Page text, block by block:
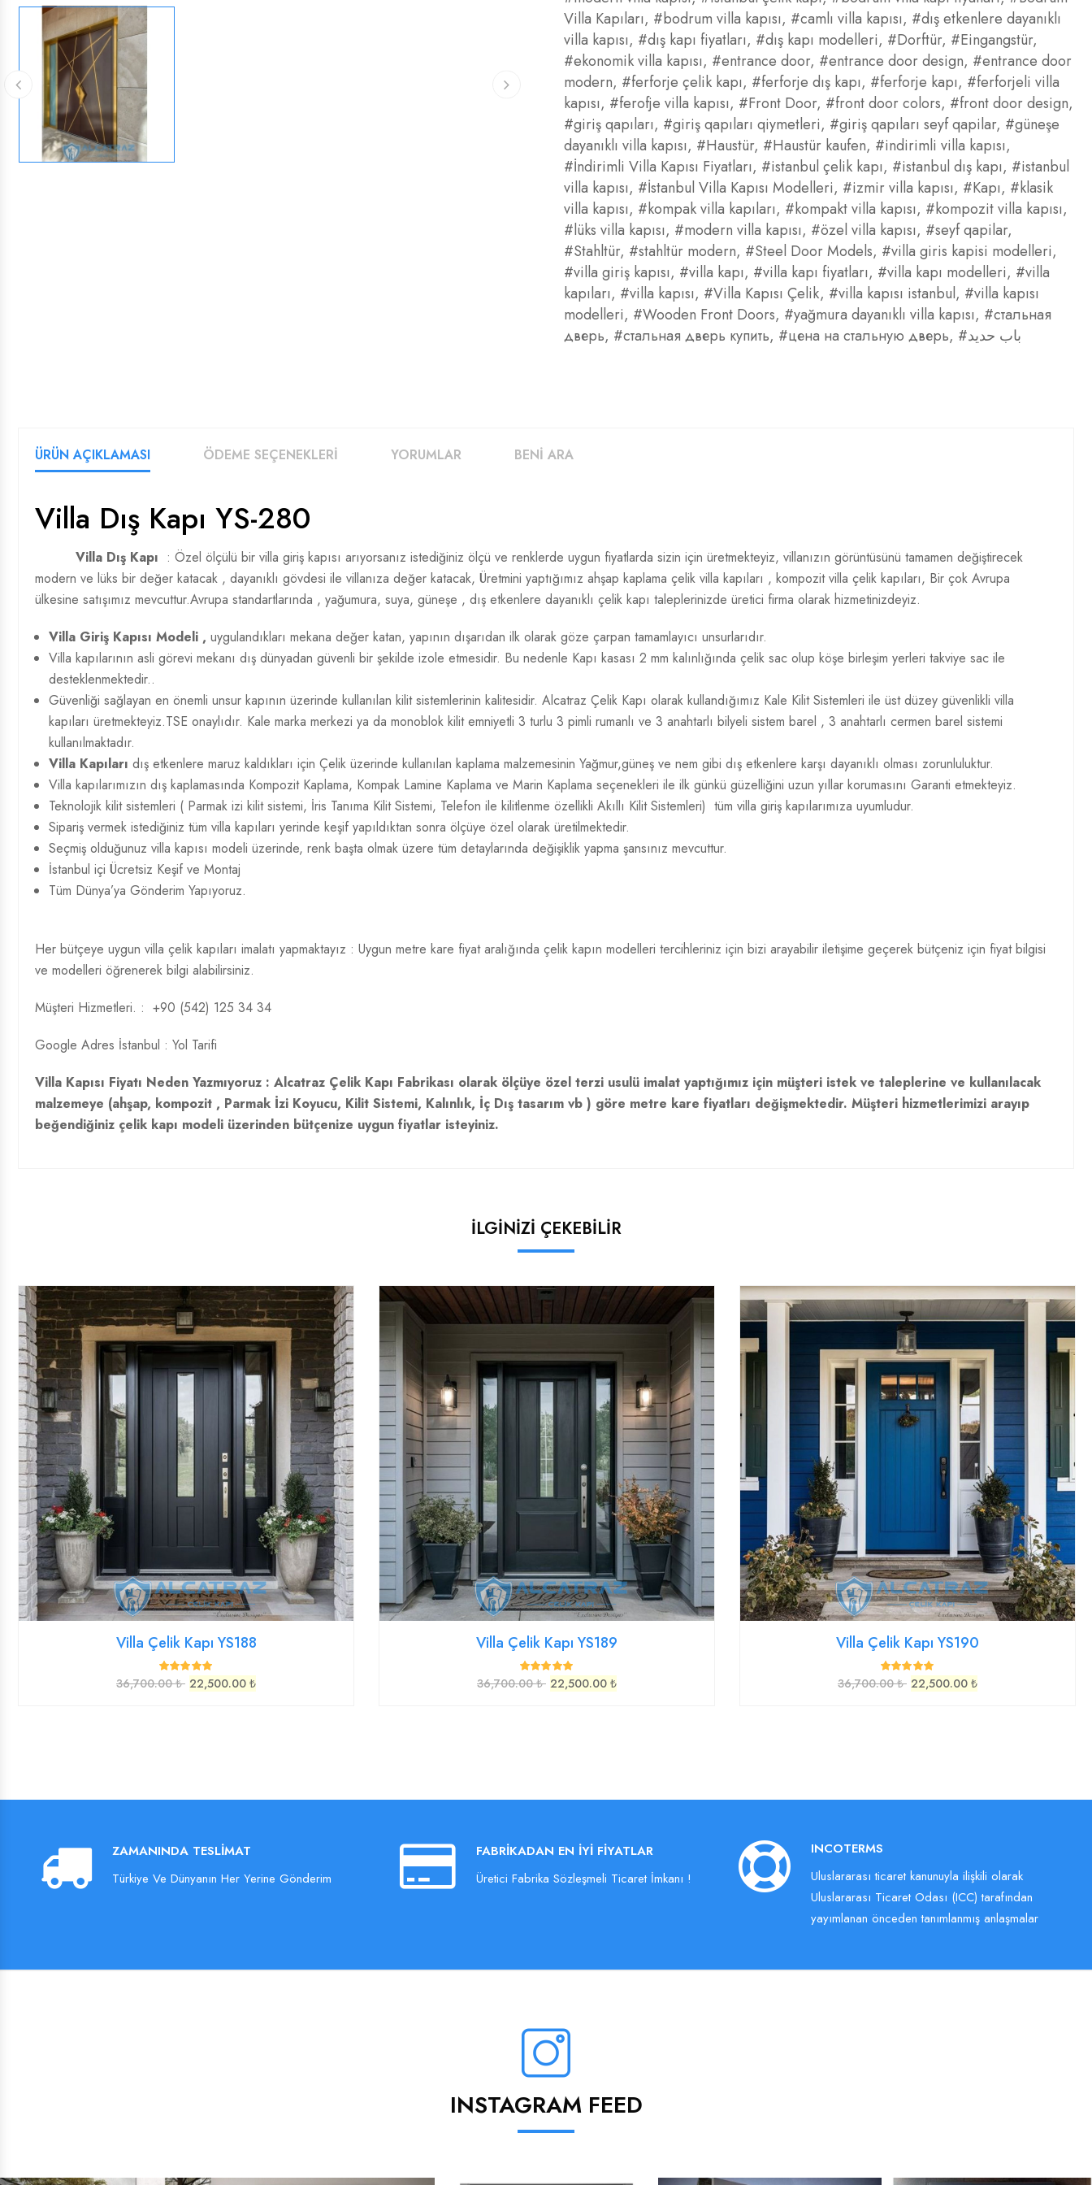
Villa Kapıları, #bodrum villa kapısı, #camlı villa kapısı, #dış etkenlere dayanıklı
villa kapısı, #dış kapı fiyatları, #dış kapı modelleri, #Dorftür, #Eingangstür,
#ekonomik villa kapısı, #entrance door, #entrance door design, #entrance door
modern, #ferforje çelik kapı, #ferforje dış kapı, #ferforje kapı, #ferforjeli villa
kapısı, #ferofje villa kapısı, #Front Door, #front door colors, #front door design,
#giriş qapıları, #giriş qapıları qiymetleri, #giriş qapıları seyf qapilar, #güneşe
dayanıklı villa kapısı, #Haustür, #Haustür kaufen, #indirimli villa kapısı,
#İndirimli Villa Kapısı Fiyatları, #istanbul çelik kapı, #istanbul dış kapı, #istanbul
villa kapısı, #İstanbul Villa Kapısı Modelleri, #izmir villa kapısı, #Kapı, #klasik
villa kapısı, #kompak villa kapıları, #kompakt villa kapısı, #kompozit villa kapısı,
#lüks villa kapısı, #modern villa kapısı, #özel villa kapısı, #seyf qapilar,
#Stahltür, #stahltür modern, #Steel Door Models, #villa giris kapisi modelleri,
#villa giriş kapısı, #villa kapı, #villa kapı fiyatları, #villa kapı modelleri, #villa
kapıları, #villa kapısı, #Villa Kapısı Çelik, #villa kapısı istanbul, #villa kapısı
modelleri, #Wooden Front Doors, #yağmura dayanıklı villa kapısı, #стальная
дверь, #стальная дверь купить, #цена на стальную дверь, #باب حديد
ÜRÜN AÇIKLAMASI ÖDEME SEÇENEKLERİ YORUMLAR BENİ ARA
Villa Dış Kapı YS-280
Villa Dış Kapı : Özel ölçülü bir villa giriş kapısı arıyorsanız istediğiniz ölçü ve renklerde uygun fiyatlarda sizin için üretmekteyiz, villanızın görüntüsünü tamamen değiştirecek
modern ve lüks bir değer katacak , dayanıklı gövdesi ile villanıza değer katacak, Üretmini yaptığımız ahşap kaplama çelik villa kapıları , kompozit villa çelik kapıları, Bir çok Avrupa
ülkesine satışımız mevcuttur.Avrupa standartlarında , yağumura, suya, güneşe , dış etkenlere dayanıklı çelik kapı taleplerinizde üretici firma olarak hizmetinizdeyiz.
Villa Giriş Kapısı Modeli , uygulandıkları mekana değer katan, yapının dışarıdan ilk olarak göze çarpan tamamlayıcı unsurlarıdır.
Villa kapılarının asli görevi mekanı dış dünyadan güvenli bir şekilde izole etmesidir. Bu nedenle Kapı kasası 2 mm kalınlığında çelik sac olup köşe birleşim yerleri takviye sac ile
desteklenmektedir..
Güvenliği sağlayan en önemli unsur kapının üzerinde kullanılan kilit sistemlerinin kalitesidir. Alcatraz Çelik Kapı olarak kullandığımız Kale Kilit Sistemleri ile üst düzey güvenlikli villa
kapıları üretmekteyiz.TSE onaylıdır. Kale marka merkezi ya da monoblok kilit emniyetli 3 turlu 3 pimli rumanlı ve 3 anahtarlı bilyeli sistem barel , 3 anahtarlı cermen barel sistemi
kullanılmaktadır.
Villa Kapıları dış etkenlere maruz kaldıkları için Çelik üzerinde kullanılan kaplama malzemesinin Yağmur,güneş ve nem gibi dış etkenlere karşı dayanıklı olması zorunluluktur.
Villa kapılarımızın dış kaplamasında Kompozit Kaplama, Kompak Lamine Kaplama ve Marin Kaplama seçenekleri ile ilk günkü güzelliğini uzun yıllar korumasını Garanti etmekteyiz.
Teknolojik kilit sistemleri ( Parmak izi kilit sistemi, İris Tanıma Kilit Sistemi, Telefon ile kilitlenme özellikli Akıllı Kilit Sistemleri) tüm villa giriş kapılarımıza uyumludur.
Sipariş vermek istediğiniz tüm villa kapıları yerinde keşif yapıldıktan sonra ölçüye özel olarak üretilmektedir.
Seçmiş olduğunuz villa kapısı modeli üzerinde, renk başta olmak üzere tüm detaylarında değişiklik yapma şansınız mevcuttur.
İstanbul içi Ücretsiz Keşif ve Montaj
Tüm Dünya’ya Gönderim Yapıyoruz.
Her bütçeye uygun villa çelik kapıları imalatı yapmaktayız : Uygun metre kare fiyat aralığında çelik kapın modelleri tercihleriniz için bizi arayabilir iletişime geçerek bütçeniz için fiyat bilgisi
ve modelleri öğrenerek bilgi alabilirsiniz.
Müşteri Hizmetleri. : +90 (542) 125 34 34
Google Adres İstanbul : Yol Tarifi
Villa Kapısı Fiyatı Neden Yazmıyoruz : Alcatraz Çelik Kapı Fabrikası olarak ölçüye özel terzi usulü imalat yaptığımız için müşteri istek ve taleplerine ve kullanılacak
malzemeye (ahşap, kompozit , Parmak İzi Koyucu, Kilit Sistemi, Kalınlık, İç Dış tasarım vb ) göre metre kare fiyatları değişmektedir. Müşteri hizmetlerimizi arayıp
beğendiğiniz çelik kapı modeli üzerinden bütçenize uygun fiyatlar isteyiniz.
İLGİNİZİ ÇEKEBİLİR
Villa Çelik Kapı YS188
36,700.00 ₺ 22,500.00 ₺
Villa Çelik Kapı YS189
36,700.00 ₺ 22,500.00 ₺
Villa Çelik Kapı YS190
36,700.00 ₺ 22,500.00 ₺
ZAMANINDA TESLIMAT
Türkiye Ve Dünyanın Her Yerine Gönderim
FABRIKADAN EN İYI FIYATLAR
Üretici Fabrika Sözleşmeli Ticaret İmkanı !
INCOTERMS
Uluslararası ticaret kanunuyla ilişkili olarak
Uluslararası Ticaret Odası (ICC) tarafından
yayımlanan önceden tanımlanmış anlaşmalar
INSTAGRAM FEED